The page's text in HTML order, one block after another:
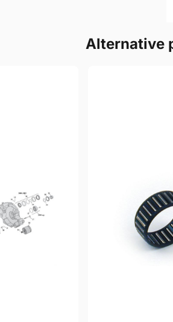
Alternative